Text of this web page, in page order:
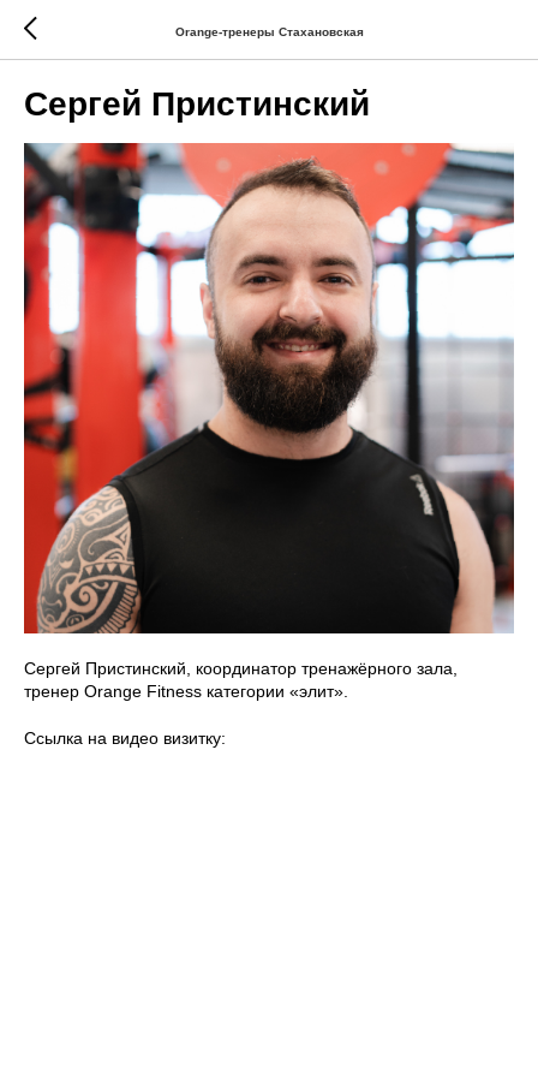
Orange-тренеры Стахановская
Сергей Пристинский
Сергей Пристинский, координатор тренажёрного зала,
тренер Orange Fitness категории «элит».
Ссылка на видео визитку: